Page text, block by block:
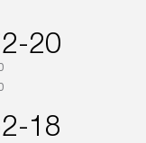
20
18